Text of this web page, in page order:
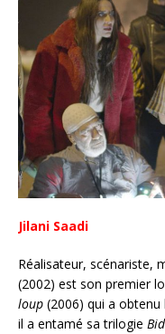
Jilani Saadi
Réalisateur, scénariste,
(2002) est son premier
loup (2006) qui a obtenu
il a entamé sa trilogie